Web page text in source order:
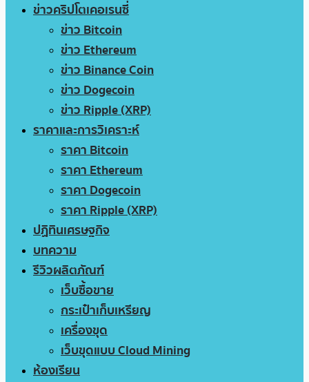
ข่าวคริปโตเคอเรนซี่
ข่าว Bitcoin
ข่าว Ethereum
ข่าว Binance Coin
ข่าว Dogecoin
ข่าว Ripple (XRP)
ราคาและการวิเคราะห์
ราคา Bitcoin
ราคา Ethereum
ราคา Dogecoin
ราคา Ripple (XRP)
ปฏิทินเศรษฐกิจ
บทความ
รีวิวผลิตภัณฑ์
เว็บซื้อขาย
กระเป๋าเก็บเหรียญ
เครื่องขุด
เว็บขุดแบบ Cloud Mining
ห้องเรียน